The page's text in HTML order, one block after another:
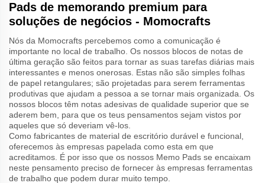
Pads de memorando premium para
soluções de negócios - Momocrafts
Nós da Momocrafts percebemos como a comunicação é
importante no local de trabalho. Os nossos blocos de notas de
última geração são feitos para tornar as suas tarefas diárias mais
interessantes e menos onerosas. Estas não são simples folhas
de papel retangulares; são projetadas para serem ferramentas
produtivas que ajudam a pessoa a se tornar mais organizada. Os
nossos blocos têm notas adesivas de qualidade superior que se
aderem bem, para que os teus pensamentos sejam vistos por
aqueles que só deveriam vê-los.
Como fabricantes de material de escritório durável e funcional,
oferecemos às empresas papelada como esta em que
acreditamos. É por isso que os nossos Memo Pads se encaixam
neste pensamento preciso de fornecer às empresas ferramentas
de trabalho que podem durar muito tempo.